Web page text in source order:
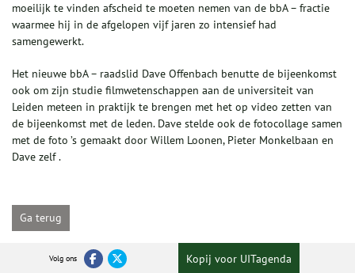
moeilijk te vinden afscheid te moeten nemen van de bbA – fractie
waarmee hij in de afgelopen vijf jaren zo intensief had
samengewerkt.
Het nieuwe bbA – raadslid Dave Offenbach benutte de bijeenkomst
ook om zijn studie filmwetenschappen aan de universiteit van
Leiden meteen in praktijk te brengen met het op video zetten van
de bijeenkomst met de leden. Dave stelde ook de fotocollage samen
met de foto ’s gemaakt door Willem Loonen, Pieter Monkelbaan en
Dave zelf .
Ga terug
Volg ons Kopij voor UITagenda